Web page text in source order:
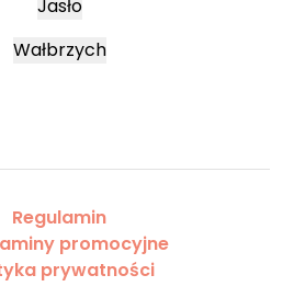
Jasło
Wałbrzych
Regulamin
promocyjne
prywatności